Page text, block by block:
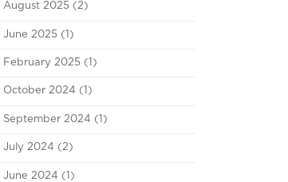
August 2025 (2)
June 2025 (1)
February 2025 (1)
October 2024 (1)
September 2024 (1)
July 2024 (2)
June 2024 (1)